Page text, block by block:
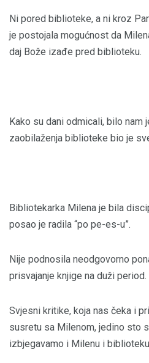
Ni pored biblioteke, a ni kroz
je postojala mogućnost da
daj Bože izađe pred biblioteku.
Kako su dani odmicali, bilo nam
zaobilaženja biblioteke bio je
Bibliotekarka Milena je bila
posao je radila “po pe-es-u”.
Nije podnosila neodgovorno
prisvajanje knjige na duži period.
Svjesni kritike, koja nas čeka i
susretu sa Milenom, jedino sto
izbjegavamo i Milenu i